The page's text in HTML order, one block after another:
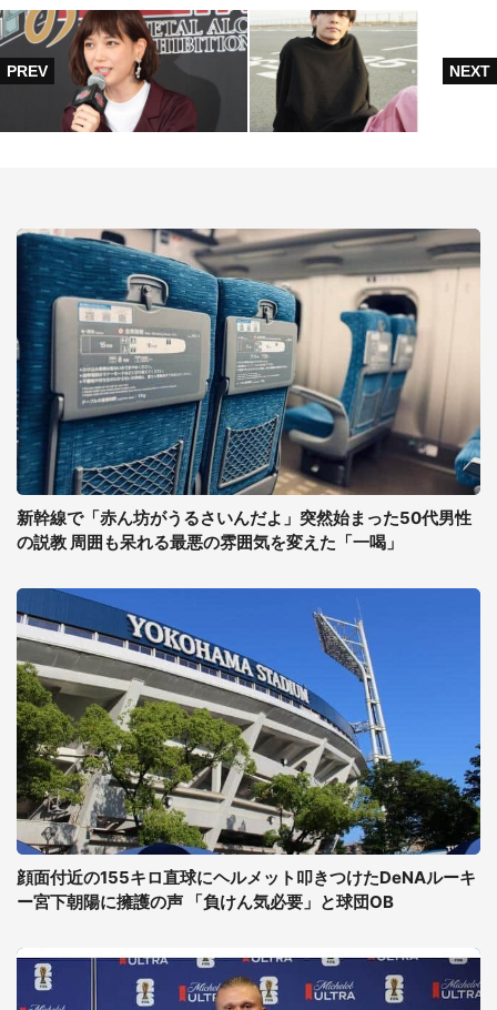
新幹線で「赤ん坊がうるさいんだよ」突然始まった50代男性
の説教 周囲も呆れる最悪の雰囲気を変えた「一喝」
顔面付近の155キロ直球にヘルメット叩きつけたDeNAルーキ
ー宮下朝陽に擁護の声 「負けん気必要」と球団OB